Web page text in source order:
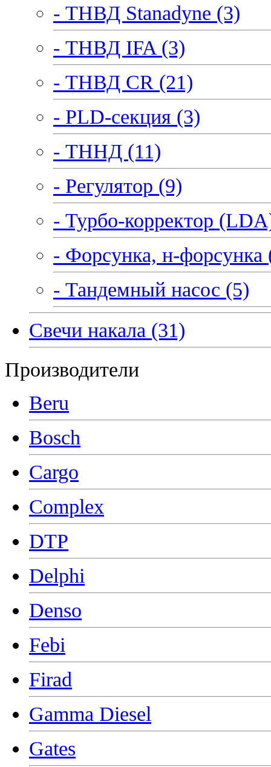
- ТНВД Stanadyne (3)
- ТНВД IFA (3)
- ТНВД CR (21)
- PLD-секция (3)
- ТННД (11)
- Регулятор (9)
- Турбо-корректор
- Форсунка, н-форсунка
- Тандемный насос (5)
Свечи накала (31)
Производители
Beru
Bosch
Cargo
Complex
DTP
Delphi
Denso
Febi
Firad
Gamma Diesel
Gates